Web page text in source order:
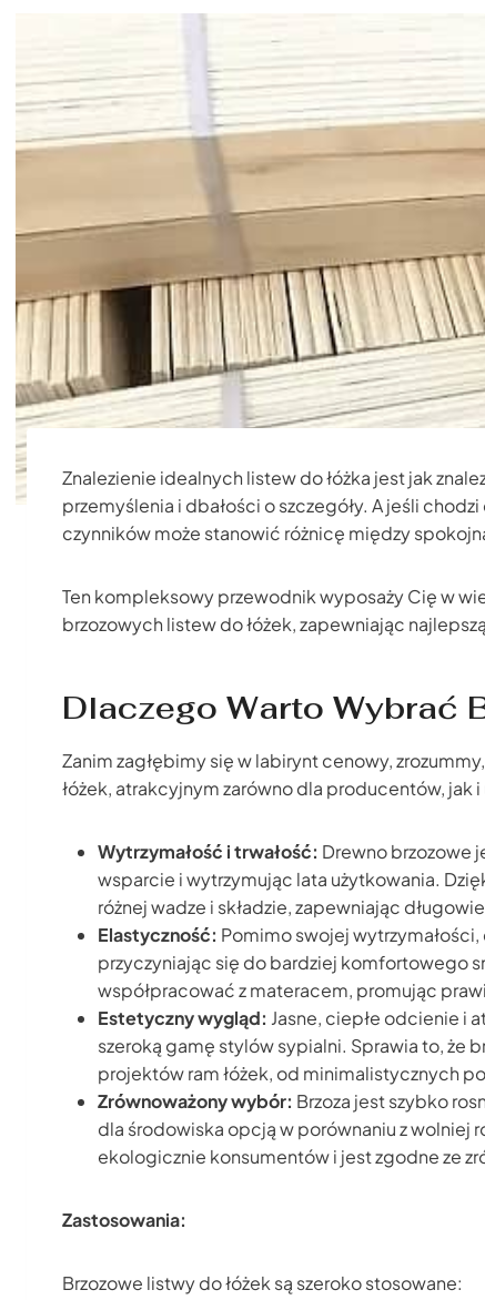
Znalezienie idealnych listew do łóżka jest jak
przemyślenia i dbałości o szczegóły. A jeśli chodzi
czynników może stanowić różnicę między
Ten kompleksowy przewodnik wyposaży Cię w
brzozowych listew do łóżek, zapewniając
Dlaczego Warto Wybrać
Zanim zagłębimy się w labirynt cenowy,
łóżek, atrakcyjnym zarówno dla producentów,
Wytrzymałość i trwałość: Drewno brzozowe
wsparcie i wytrzymując lata użytkowania.
różnej wadze i składzie, zapewniając
Elastyczność: Pomimo swojej
przyczyniając się do bardziej komfortowego
współpracować z materacem, promując
Estetyczny wygląd: Jasne, ciepłe odcienie i
szeroką gamę stylów sypialni. Sprawia to, że
projektów ram łóżek, od minimalistycznych
Zrównoważony wybór: Brzoza jest szybko
dla środowiska opcją w porównaniu z wolniej
ekologicznie konsumentów i jest zgodne ze
Zastosowania:
Brzozowe listwy do łóżek są szeroko stosowane: